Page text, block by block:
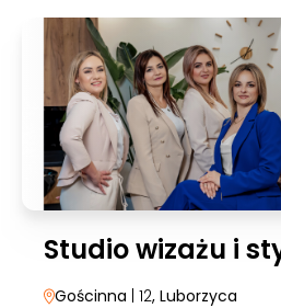
Studio wizażu i
Gościnna | 12, Luborzyca